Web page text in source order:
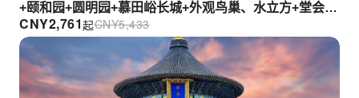
+颐和园+圆明园+慕田峪长城+外观鸟巢、水立方+堂会表
演|北京出发|专车包接送|含司机导游(中英日文)
CNY2,761起CNY5,433